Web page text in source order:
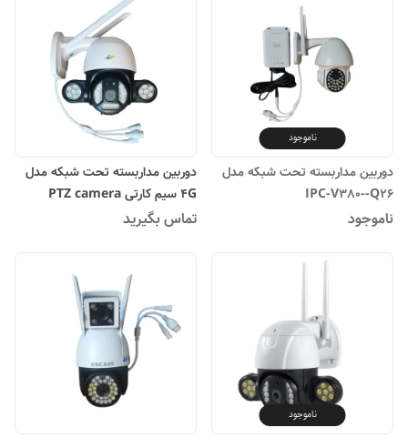
ناموجود
دوربین مداربسته تحت شبکه مدل
IPC-V380--Q26
ناموجود
دوربین مداربسته تحت شبکه مدل
4G سیم کارتی PTZ camera
تماس بگیرید
ناموجود